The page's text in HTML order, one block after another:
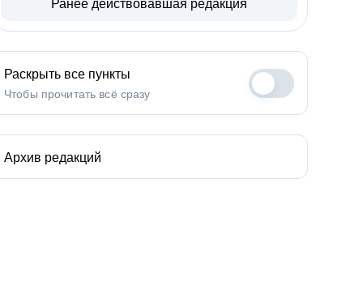
Раскрыть все пункты
Чтобы прочитать всё сразу
Архив редакций